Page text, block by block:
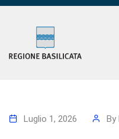
Luglio 1, 2026 By